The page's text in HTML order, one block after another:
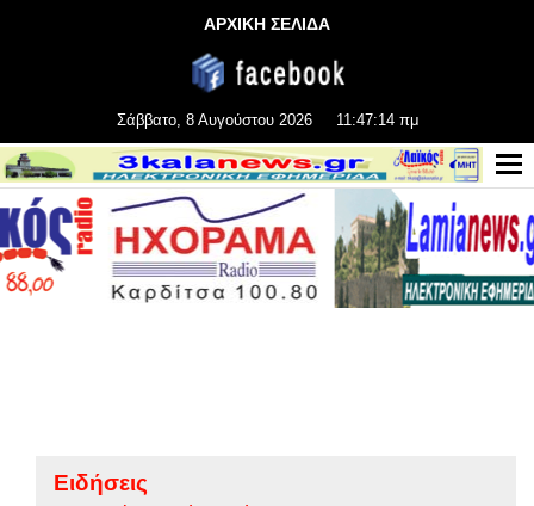
ΑΡΧΙΚΗ ΣΕΛΙΔΑ
Σάββατο, 8 Αυγούστου 2026 11:47:14 πμ
Ειδήσεις